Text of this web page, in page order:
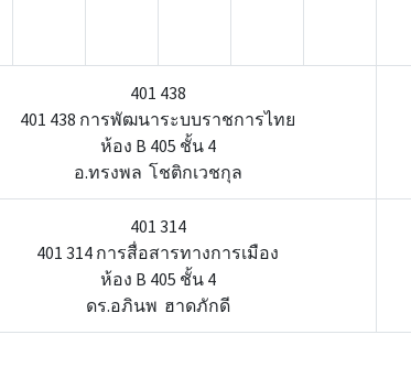
401 438
401 438 การพัฒนาระบบราชการไทย
ห้อง B 405 ชั้น 4
อ.ทรงพล โชติกเวชกุล
401 314
401 314 การสื่อสารทางการเมือง
ห้อง B 405 ชั้น 4
ดร.อภินพ ฮาดภักดี